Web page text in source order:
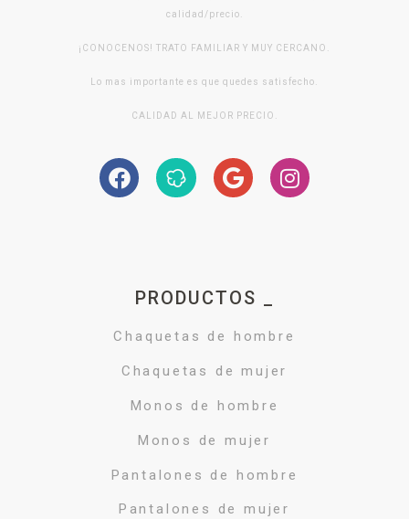
calidad/precio.
¡CONOCENOS! TRATO FAMILIAR Y MUY CERCANO.
Lo mas importante es que quedes satisfecho.
CALIDAD AL MEJOR PRECIO.
PRODUCTOS _
Chaquetas de hombre
Chaquetas de mujer
Monos de hombre
Monos de mujer
Pantalones de hombre
Pantalones de mujer